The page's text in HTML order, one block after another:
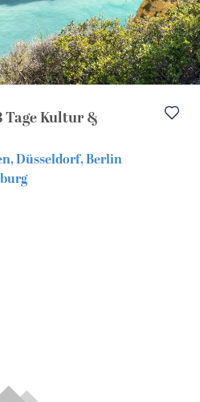
Tage Kultur &
Düsseldorf, Berlin